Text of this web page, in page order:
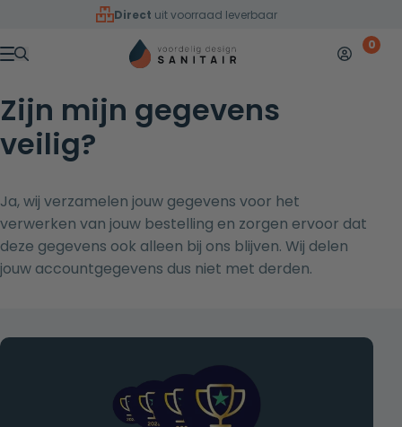
Overslaan naar inhoud
Direct uit voorraad leverbaar
Menu
Mijn 0
Zijn mijn gegevens
veilig?
Ja, wij verzamelen jouw gegevens voor het
verwerken van jouw bestelling en zorgen ervoor dat
deze gegevens ook alleen bij ons blijven. Wij delen
jouw accountgegevens dus niet met derden.